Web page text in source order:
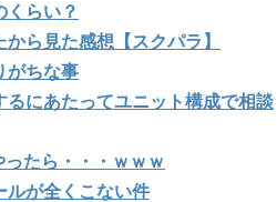
くらい？
ら見た感想【スクパラ】
がちな事
るにあたってユニット構成で相談
ったら・・・ｗｗｗ
ルが全くこない件